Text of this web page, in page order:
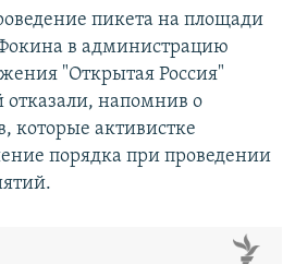
пикета на площади
в администрацию
"Открытая Россия"
напомнив о
которые активистке
порядка при проведении